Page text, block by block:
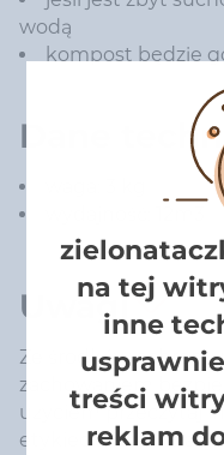
wodą
kompost będzie
Dane
Uwagi
Ze środków ochrony
zachowaniem
użyciem przeczytaj
etykiecie i
na tej
inne
treści
reklam